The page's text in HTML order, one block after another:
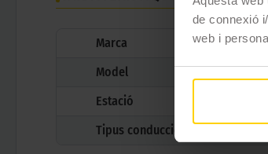
de connexió
web i
Marca
Model
Estació
Tipus conducció